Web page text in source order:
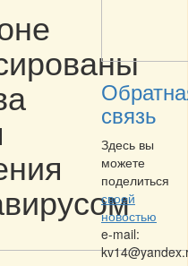
связь
Здесь вы
можете
поделиться
своей
новостью
e-mail: